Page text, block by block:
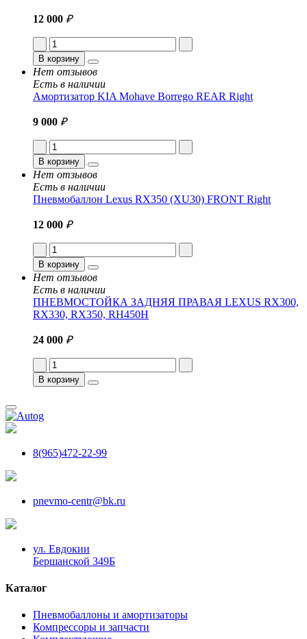
12 000 ₽
В корзину
Нет отзывов
Есть в наличии
Амортизатор KIA Mohave Borrego REAR Right
9 000 ₽
В корзину
Нет отзывов
Есть в наличии
Пневмобаллон Lexus RX350 (XU30) FRONT Right
12 000 ₽
В корзину
Нет отзывов
Есть в наличии
ПНЕВМОСТОЙКА ЗАДНЯЯ ПРАВАЯ LEXUS RX300,
RX330, RX350, RH450H
24 000 ₽
В корзину
8(965)472-22-99
pnevmo-centr@bk.ru
ул. Евдокии
Бершанской 349Б
Каталог
Пневмобаллоны и амортизаторы
Компрессоры и запчасти